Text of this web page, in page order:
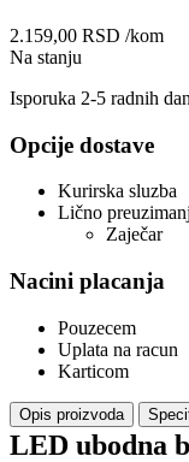
2.159,00 RSD /kom
Na stanju
Isporuka 2-5 radnih
Opcije dostave
Kurirska sluzba
Lično
Zaječar
Nacini placanja
Pouzecem
Uplata na racun
Karticom
Opis proizvoda
LED ubodna